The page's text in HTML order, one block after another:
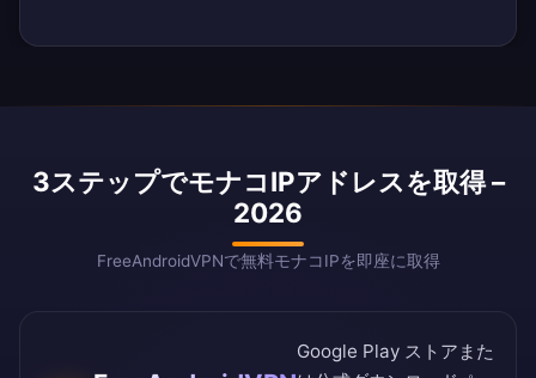
3ステップでモナコIPアドレスを取得 –
2026
FreeAndroidVPNで無料モナコIPを即座に取得
Google Play ストア また